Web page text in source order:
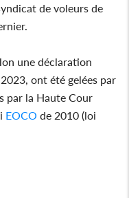
de voleurs de
une déclaration
ont été gelées par
par la Haute Cour
EOCO de 2010 (loi